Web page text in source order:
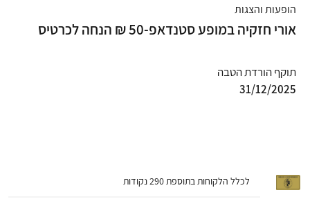
הופעות והצגות
אורי חזקיה במופע סטנדאפ-50 ₪ הנחה לכרטיס
תוקף הורדת הטבה
31/12/2025
לכלל הלקוחות בתוספת 290 נקודות